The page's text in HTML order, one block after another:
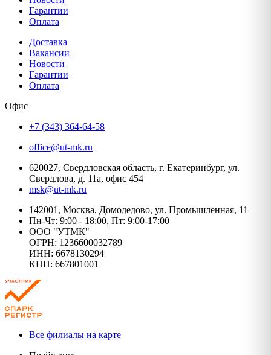
Гарантии
Оплата
Доставка
Вакансии
Новости
Гарантии
Оплата
Офис
+7 (343) 364-64-58
office@ut-mk.ru
620027, Свердловская область, г. Екатеринбург, ул.
Свердлова, д. 11а, офис 454
msk@ut-mk.ru
142001, Москва, Домодедово, ул. Промышленная, 11
Пн-Чт: 9:00 - 18:00, Пт: 9:00-17:00
ООО "УТМК"
ОГРН: 1236600032789
ИНН: 6678130294
КПП: 667801001
Все филиалы на карте